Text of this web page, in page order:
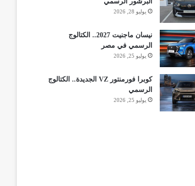
يوليو 28, 2026
نيسان ماجنيت 2027.. الكتالوج
الرسمي في مصر
يوليو 25, 2026
كوبرا فورمنتور VZ الجديدة.. الكتالوج
الرسمي
يوليو 25, 2026